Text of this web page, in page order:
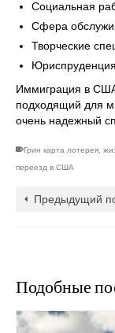
Социальная
Сфера
Творческие
Юриспруденция
Иммиграция в
подходящий для
очень надежный
Грин карта лотерея,
переезд в США
Предыдущий
Подобные